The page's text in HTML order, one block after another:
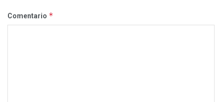
Comentario *